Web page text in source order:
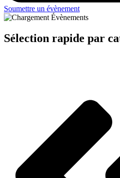
Soumettre un évènement
Sélection rapide par